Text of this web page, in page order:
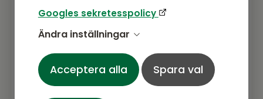
Googles sekretesspolicy
Ändra inställningar
Acceptera alla Spara val
Prenumerera gärna på vårt nyhetsbrev.
Här kommer vi dela senaste nytt om
produkter, erbjudanden och annat